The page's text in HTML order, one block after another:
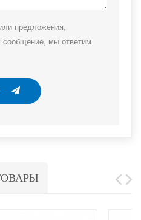
предложения,
сообщение, мы ответим